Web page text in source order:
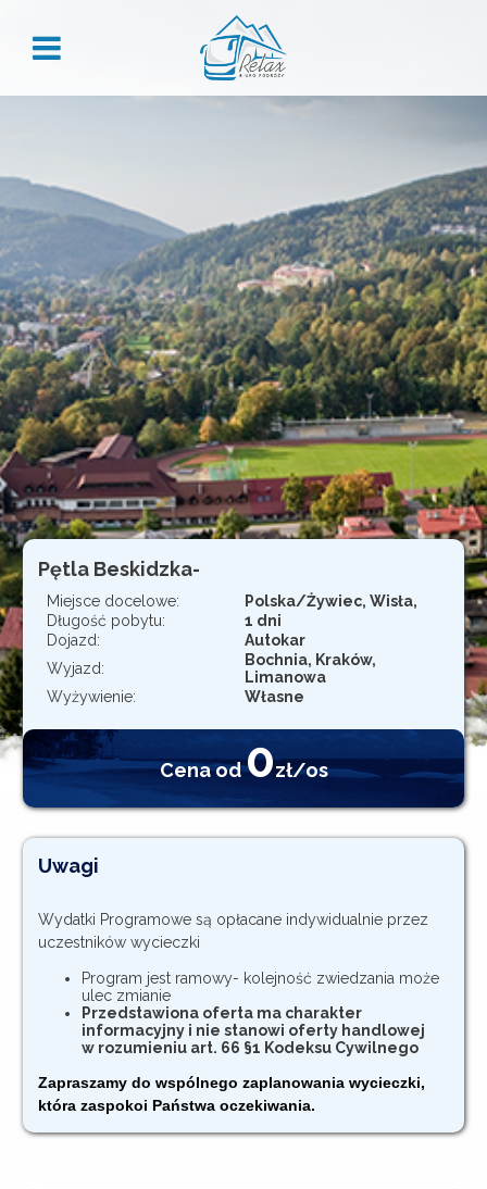
ZALOGUJ
Nie pamiętasz hasła?
REJESTRACJA
Załóż konto, aby skorzystać z przywilejów dla stałych
klientów:
Historia zamówień
Przegląd danych
Rabaty grupowe
Kody rabatowe
Rejestracja
Pętla Beskidzka-
Miejsce docelowe:
Polska/Żywiec, Wisła,
Długość pobytu:
1 dni
Dojazd:
Autokar
Wyjazd:
Bochnia, Kraków,
Limanowa
Wyżywienie:
Własne
Cena od0zł/os
Uwagi
Wydatki Programowe są opłacane indywidualnie przez
uczestników wycieczki
Program jest ramowy- kolejność zwiedzania może
ulec zmianie
Przedstawiona oferta ma charakter
informacyjny i nie stanowi oferty handlowej
w rozumieniu art. 66 §1 Kodeksu Cywilnego
Zapraszamy do wspólnego zaplanowania wycieczki,
która zaspokoi Państwa oczekiwania.